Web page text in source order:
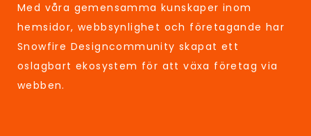
Med våra gemensamma kunskaper inom
hemsidor, webbsynlighet och företagande har
Snowfire Designcommunity skapat ett
oslagbart ekosystem för att växa företag via
webben.